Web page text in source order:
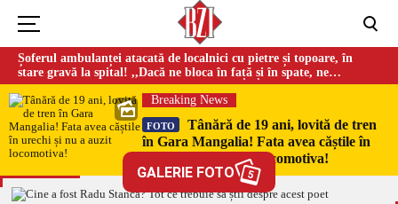
Șoferul ambulanței atacată de localnici cu pietre și topoare, în
stare gravă la spital! ,,Dacă ne bloca în față și în spate, ne
omorau…”
Breaking News
FOTO
Tânără de 19 ani, lovită de tren
în Gara Mangalia! Fata avea căștile în
urechi și nu a auzit locomotiva!
GALERIE FOTO 5